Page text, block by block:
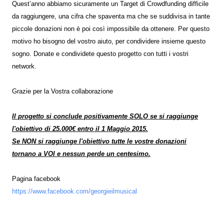
Quest’anno abbiamo sicuramente un Target di Crowdfunding difficile
da raggiungere, una cifra che spaventa ma che se suddivisa in tante
piccole donazioni non è poi così impossibile da ottenere. Per questo
motivo ho bisogno del vostro aiuto, per condividere insieme questo
sogno. Donate e condividete questo progetto con tutti i vostri
network.
Grazie per la Vostra collaborazione
Il progetto si conclude positivamente SOLO se si raggiunge
l'obiettivo di 25.000€ entro il 1 Maggio 2015.
Se NON si raggiunge l'obiettivo tutte le vostre donazioni
tornano a VOI e nessun perde un centesimo.
Pagina facebook
https://www.facebook.com/georgieilmusical